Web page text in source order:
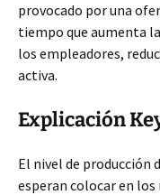
provocado por una
tiempo que aumenta
los empleadores,
activa.
Explicación
El nivel de producción
esperan colocar en